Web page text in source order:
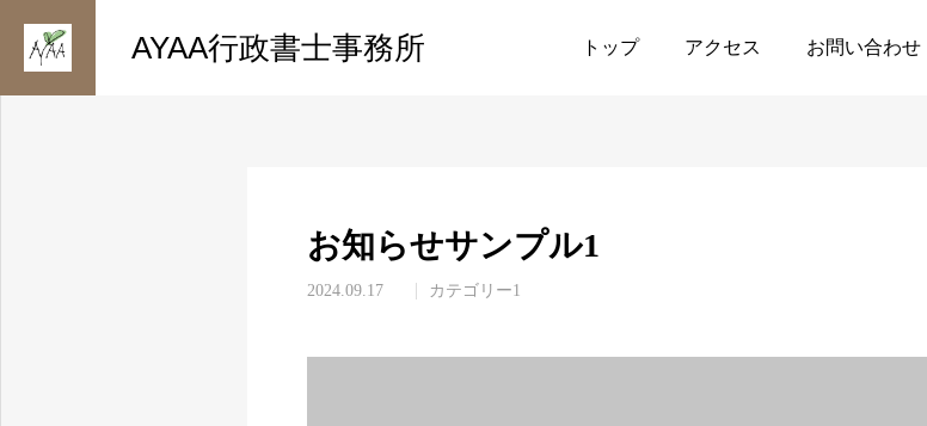
AYAA行政書士事務所 トップ アクセス お問い合わせ
お知らせ カテゴリー1 お知らせサンプル1
お知らせサンプル1
2024.09.17 カテゴリー1